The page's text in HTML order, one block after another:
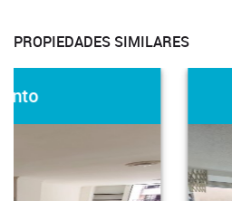
PROPIEDADES SIMILARES